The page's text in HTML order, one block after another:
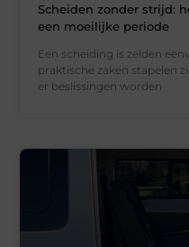
Scheiden zonder strijd:
een moeilijke periode
Een scheiding is zelden
praktische zaken stapelen
er beslissingen worden